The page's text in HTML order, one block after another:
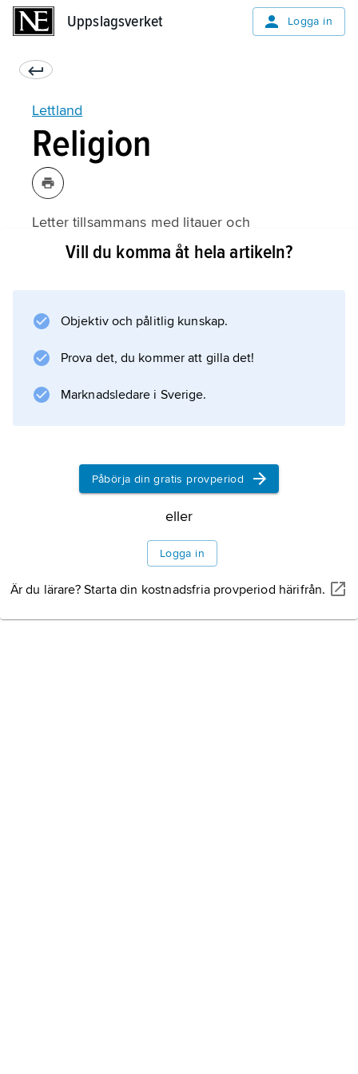
Uppslagsverket Logga in
Lettland
Religion
Letter tillsammans med litauer och
fornpreussare utgjorde under förkristen tid en
dainas
), och bilden kompletteras av arkeologiska
skapargudarna var aktiva och inblandade i
Information om artikeln
Vill du komma åt hela artikeln?
Objektiv och pålitlig kunskap.
Prova det, du kommer att gilla det!
Marknadsledare i Sverige.
Påbörja din gratis provperiod
eller
Logga in
Är du lärare? Starta din kostnadsfria provperiod härifrån.